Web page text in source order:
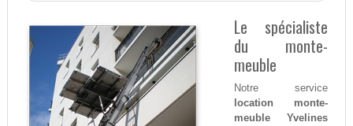
Le spécialiste
du monte-
meuble
Notre service
location monte-
meuble Yvelines